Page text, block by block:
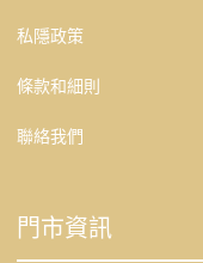
私隱政策
條款和細則
聯絡我們
門市資訊